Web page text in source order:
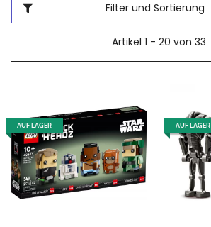
Filter und Sortierung
Artikel 1 - 20 von 33
AUF LAGER AUF LAGER